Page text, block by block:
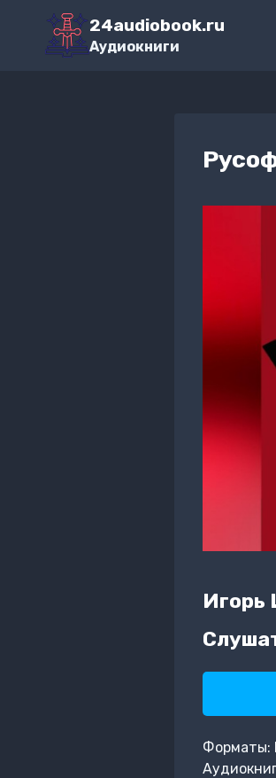
Перейти
содержимому
24audiobook.ru
Аудиокниги
Игорь
Форматы: